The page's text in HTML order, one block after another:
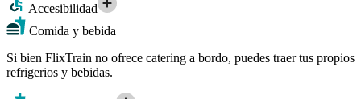
Accesibilidad
Comida y bebida
Si bien FlixTrain no ofrece catering a bordo, puedes traer tus propios
refrigerios y bebidas.